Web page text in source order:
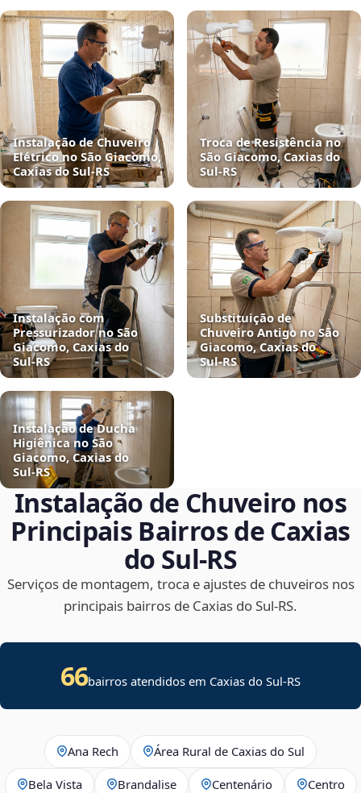
Instalação de Chuveiro
Elétrico no São Giacomo,
Caxias do Sul‑RS
Troca de Resistência no
São Giacomo, Caxias do
Sul‑RS
Instalação com
Pressurizador no São
Giacomo, Caxias do
Sul‑RS
Substituição de
Chuveiro Antigo no São
Giacomo, Caxias do
Sul‑RS
Instalação de Ducha
Higiênica no São
Giacomo, Caxias do
Sul‑RS
Instalação de Chuveiro nos
Principais Bairros de Caxias
do Sul‑RS
Serviços de montagem, troca e ajustes de chuveiros nos
principais bairros de Caxias do Sul‑RS.
66bairros atendidos em Caxias do Sul-RS
Ana Rech Área Rural de Caxias do Sul
Bela Vista Brandalise Centenário Centro